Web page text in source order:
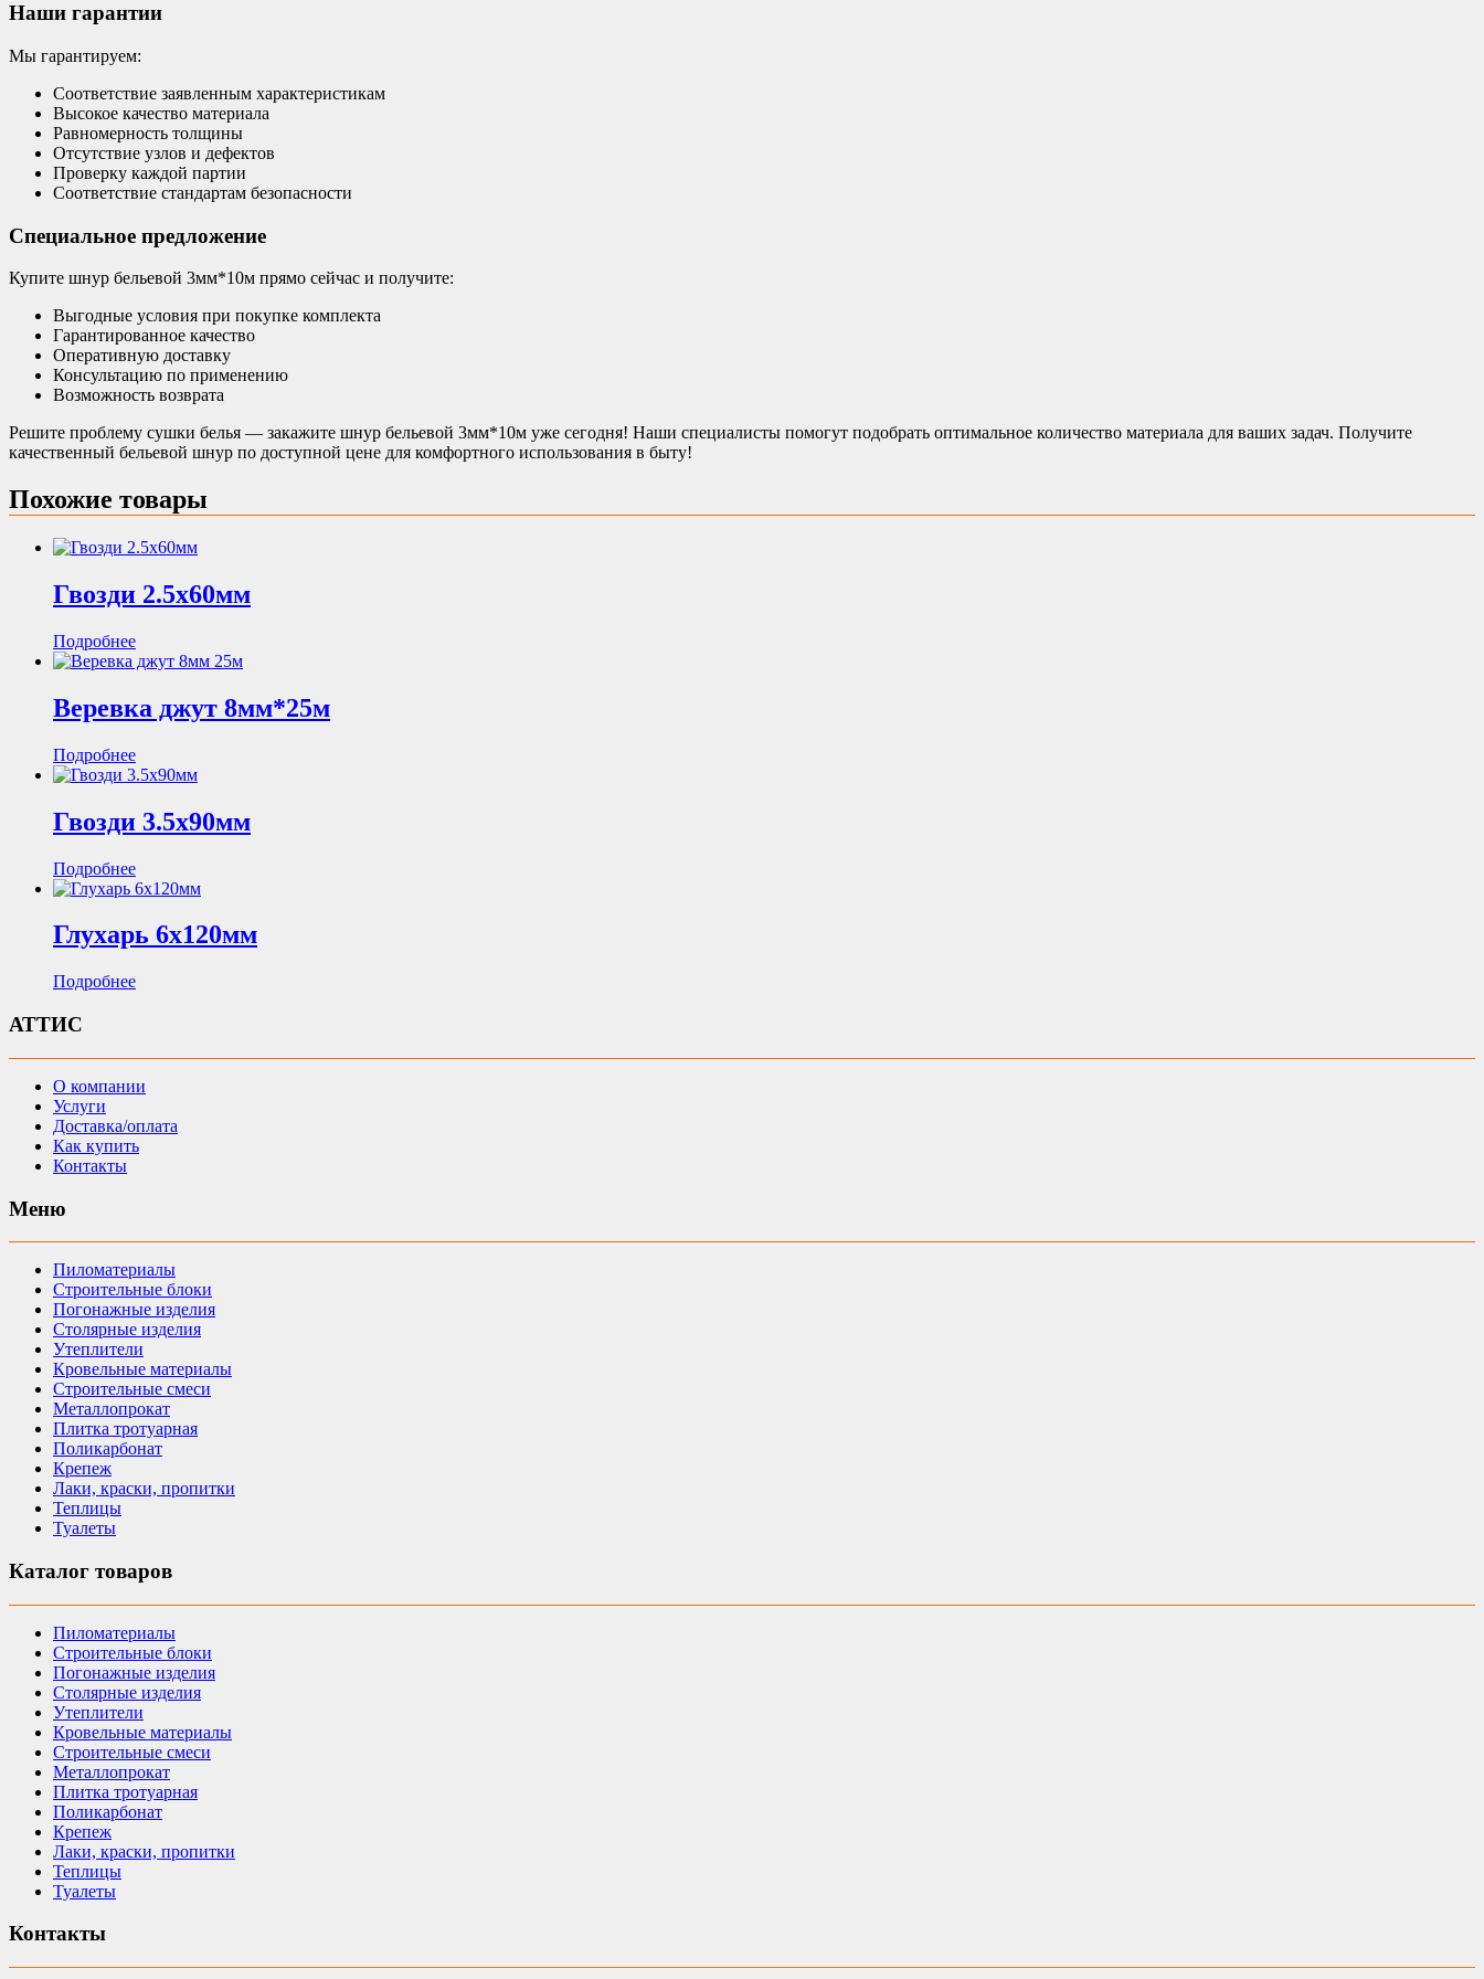
Наши гарантии
Мы гарантируем:
Соответствие заявленным характеристикам
Высокое качество материала
Равномерность толщины
Отсутствие узлов и дефектов
Проверку каждой партии
Соответствие стандартам безопасности
Специальное предложение
Купите шнур бельевой 3мм*10м прямо сейчас и получите:
Выгодные условия при покупке комплекта
Гарантированное качество
Оперативную доставку
Консультацию по применению
Возможность возврата
Решите проблему сушки белья — закажите шнур бельевой 3мм*10м уже сегодня! Наши специалисты помогут подобрать оптимальное количество материала для ваших задач. Получите
качественный бельевой шнур по доступной цене для комфортного использования в быту!
Похожие товары
Гвозди 2.5х60мм
Подробнее
Веревка джут 8мм*25м
Подробнее
Гвозди 3.5х90мм
Подробнее
Глухарь 6х120мм
Подробнее
АТТИС
О компании
Услуги
Доставка/оплата
Как купить
Контакты
Меню
Пиломатериалы
Строительные блоки
Погонажные изделия
Столярные изделия
Утеплители
Кровельные материалы
Строительные смеси
Металлопрокат
Плитка тротуарная
Поликарбонат
Крепеж
Лаки, краски, пропитки
Теплицы
Туалеты
Каталог товаров
Пиломатериалы
Строительные блоки
Погонажные изделия
Столярные изделия
Утеплители
Кровельные материалы
Строительные смеси
Металлопрокат
Плитка тротуарная
Поликарбонат
Крепеж
Лаки, краски, пропитки
Теплицы
Туалеты
Контакты